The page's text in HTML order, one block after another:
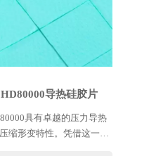
导热硅胶片
具有卓越的压力导热
缩形变特性。凭借这一系